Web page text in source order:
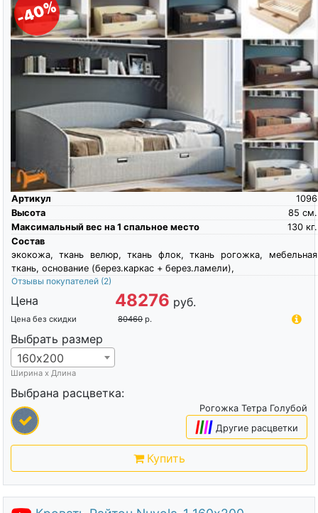
-40%
Артикул
1096
Высота
см.
85
Максимальный вес на 1 спальное место
кг.
130
Состав
экокожа, ткань велюр, ткань флок, ткань рогожка, мебельная
ткань, основание (берез.каркас + берез.ламели),
Отзывы покупателей (2)
Цена 48276 руб.
Цена без скидки 80460 р.
Выбрать размер
160х200
Ширина х Длина
Выбрана расцветка:
Рогожка Тетра Голубой
|||| Другие расцветки
Купить